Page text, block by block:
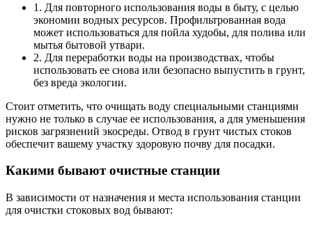
1. Для повторного использования воды в быту, с целью
экономии водных ресурсов. Профильтрованная вода
может использоваться для пойла худобы, для полива или
мытья бытовой утвари.
2. Для переработки воды на производствах, чтобы
использовать ее снова или безопасно выпустить в грунт,
без вреда экологии.
Стоит отметить, что очищать воду специальными станциями
нужно не только в случае ее использования, а для уменьшения
рисков загрязнений экосреды. Отвод в грунт чистых стоков
обеспечит вашему участку здоровую почву для посадки.
Какими бывают очистные станции
В зависимости от назначения и места использования станции
для очистки стоковых вод бывают: